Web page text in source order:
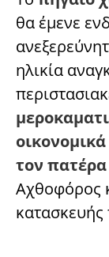
θα έμενε
ηλικία
τον πατέρα
Αχθοφόρος